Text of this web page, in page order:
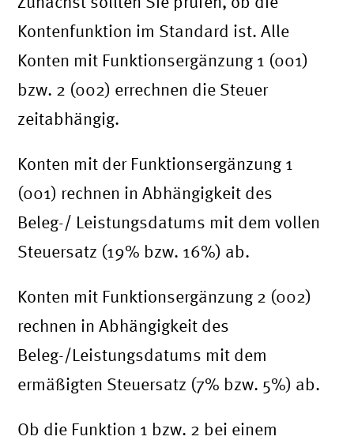
Kontenfunktion im Standard ist. Alle
Konten mit Funktionsergänzung 1 (001)
bzw. 2 (002) errechnen die Steuer
zeitabhängig.
Konten mit der Funktionsergänzung 1
(001) rechnen in Abhängigkeit des
Beleg-/ Leistungsdatums mit dem vollen
Steuersatz (19% bzw. 16%) ab.
Konten mit Funktionsergänzung 2 (002)
rechnen in Abhängigkeit des
Beleg-/Leistungsdatums mit dem
ermäßigten Steuersatz (7% bzw. 5%) ab.
Ob die Funktion 1 bzw. 2 bei einem